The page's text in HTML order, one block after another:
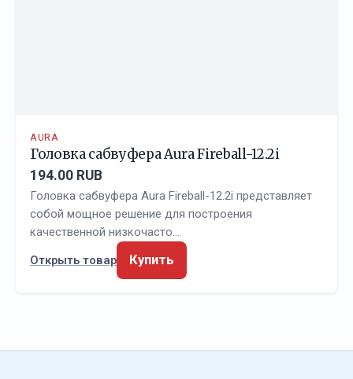
AURA
Головка сабвуфера Aura Fireball-12.2i
194.00 RUB
Головка сабвуфера Aura Fireball-12.2i представляет
собой мощное решение для построения
качественной низкочасто…
Открыть товар
Купить